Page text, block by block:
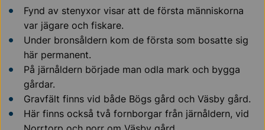
Fynd av stenyxor visar att de första människorna
var jägare och fiskare.
Under bronsåldern kom de första som bosatte sig
här permanent.
På järnåldern började man odla mark och bygga
gårdar.
Gravfält finns vid både Bögs gård och Väsby gård.
Här finns också två fornborgar från järnåldern, vid